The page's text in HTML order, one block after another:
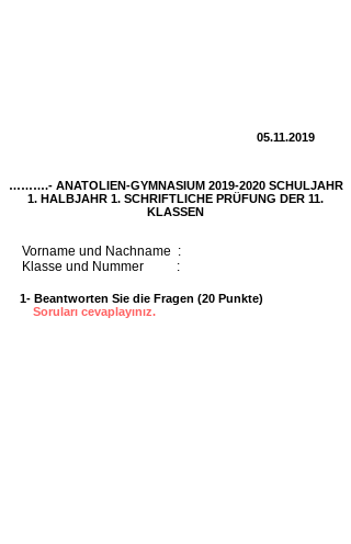
05.11.2019
……….- ANATOLIEN-GYMNASIUM 2019-2020SCHULJAHR
1. HALBJAHR 1. SCHRIFTLICHE PRÜFUNG DER 11.
KLASSEN
Vorname und Nachname :
Klasse und Nummer :
1- Beantworten Sie die Fragen (20 Punkte)
Soruları cevaplayınız.